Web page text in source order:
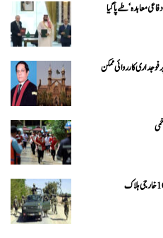
معاہدہ‘ طے پا گیا
فوجداری کارروائی ممکن